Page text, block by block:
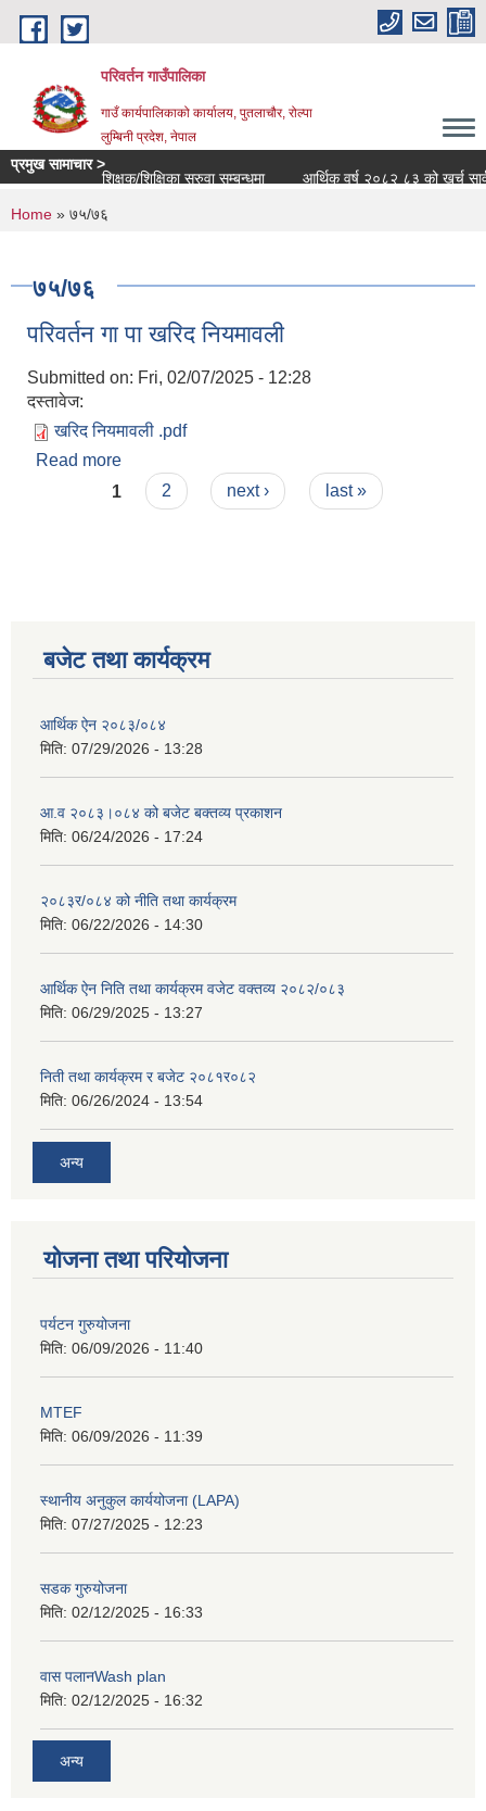
Skip to main content
परिवर्तन गाउँपालिका
गाउँ कार्यपालिकाको कार्यालय, पुतलाचौर, रोल्पा
लुम्बिनी प्रदेश, नेपाल
प्रमुख सामाचार >
शिक्षक/शिक्षिका सरुवा सम्बन्धमा
आर्थिक वर्ष २०८२ ८३ को खर्च
You are here
Home » ७५/७६
७५/७६
परिवर्तन गा पा खरिद नियमावली
Submitted on: Fri, 02/07/2025 - 12:28
दस्तावेज:
खरिद नियमावली .pdf
Read more
Pages
1 2 next › last »
बजेट तथा कार्यक्रम
आर्थिक ऐन २०८३/०८४
मिति: 07/29/2026 - 13:28
आ.व २०८३।०८४ को बजेट बक्तव्य प्रकाशन
मिति: 06/24/2026 - 17:24
२०८३र/०८४ को नीति तथा कार्यक्रम
मिति: 06/22/2026 - 14:30
आर्थिक ऐन निति तथा कार्यक्रम वजेट वक्तव्य २०८२/०८३
मिति: 06/29/2025 - 13:27
निती तथा कार्यक्रम र बजेट २०८१र०८२
मिति: 06/26/2024 - 13:54
अन्य
योजना तथा परियोजना
पर्यटन गुरुयोजना
मिति: 06/09/2026 - 11:40
MTEF
मिति: 06/09/2026 - 11:39
स्थानीय अनुकुल कार्ययोजना (LAPA)
मिति: 07/27/2025 - 12:23
सडक गुरुयोजना
मिति: 02/12/2025 - 16:33
वास पलानWash plan
मिति: 02/12/2025 - 16:32
अन्य